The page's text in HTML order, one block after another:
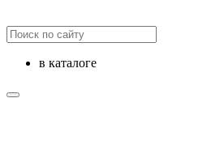
в каталоге